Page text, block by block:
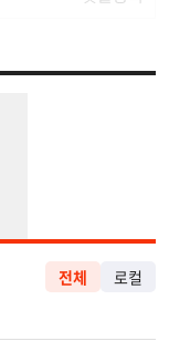
전체 로컬